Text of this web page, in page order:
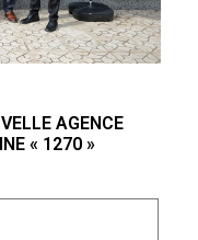
AGENCE
« 1270 »